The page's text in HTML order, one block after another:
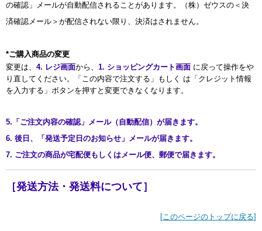
の確認」メールが自動配信されることがあります。（株）ゼウスの＜決
済確認メール＞が配信されない限り、決済はされません。
*ご購入商品の変更
変更は、 4. レジ画面から、 1. ショッピングカート画面 に戻って操作をや
り直してください。「この内容で注文する」もしく は「クレジット情報
を入力する」ボタンを押すと変更できなくなります。
5.「ご注文内容の確認」メール（自動配信）が届きます。
6. 後日、「発送予定日のお知らせ」メールが届きます。
7. ご注文の商品が宅配便もしくはメール便、郵便で届きます。
［発送方法・発送料について］
[このページのトップに戻る]